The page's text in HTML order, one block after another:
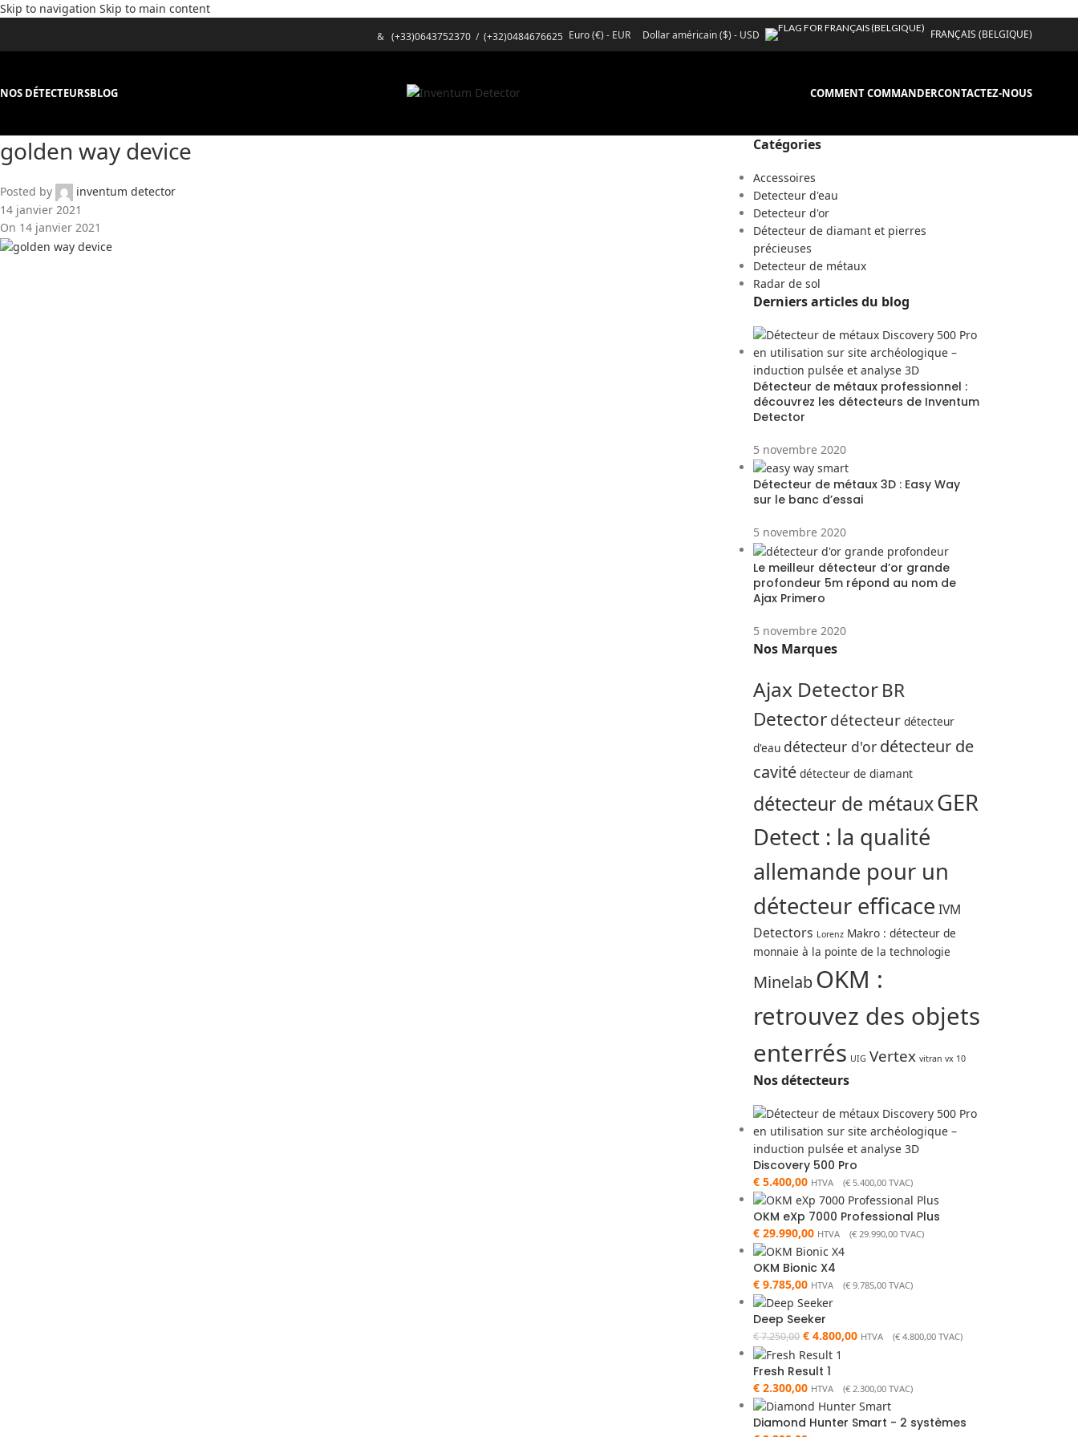
Skip to navigation Skip to main content
& (+33)0643752370/ (+32)0484676625 Euro (€) - EUR Dollar américain ($) - USD FRANÇAIS (BELGIQUE)
NOS DÉTECTEURSBLOG COMMENT COMMANDERCONTACTEZ-NOUS
golden way device
Posted by
inventum detector
14 janvier 2021
On 14 janvier 2021
Catégories
Accessoires
Detecteur d'eau
Detecteur d'or
Détecteur de diamant et pierres
précieuses
Detecteur de métaux
Radar de sol
Derniers articles du blog
Détecteur de métaux professionnel :
découvrez les détecteurs de Inventum
Detector
5 novembre 2020
Détecteur de métaux 3D : Easy Way
sur le banc d’essai
5 novembre 2020
Le meilleur détecteur d’or grande
profondeur 5m répond au nom de
Ajax Primero
5 novembre 2020
Nos Marques
Ajax DetectorBR
Detectordétecteur détecteur
d'eau détecteur d'or détecteur de
cavité détecteur de diamant
détecteur de métauxGER
Detect : la qualité
allemande pour un
détecteur efficace IVM
Detectors Lorenz Makro : détecteur de
monnaie à la pointe de la technologie
MinelabOKM :
retrouvez des objets
enterrés UIG Vertex vitran vx 10
Nos détecteurs
Discovery 500 Pro
€5.400,00 HTVA (€5.400,00TVAC)
OKM eXp 7000 Professional Plus
€29.990,00 HTVA (€29.990,00TVAC)
OKM Bionic X4
€9.785,00 HTVA (€9.785,00TVAC)
Deep Seeker
€7.250,00 €4.800,00 HTVA (€4.800,00TVAC)
Fresh Result 1
€2.300,00 HTVA (€2.300,00TVAC)
Diamond Hunter Smart - 2 systèmes